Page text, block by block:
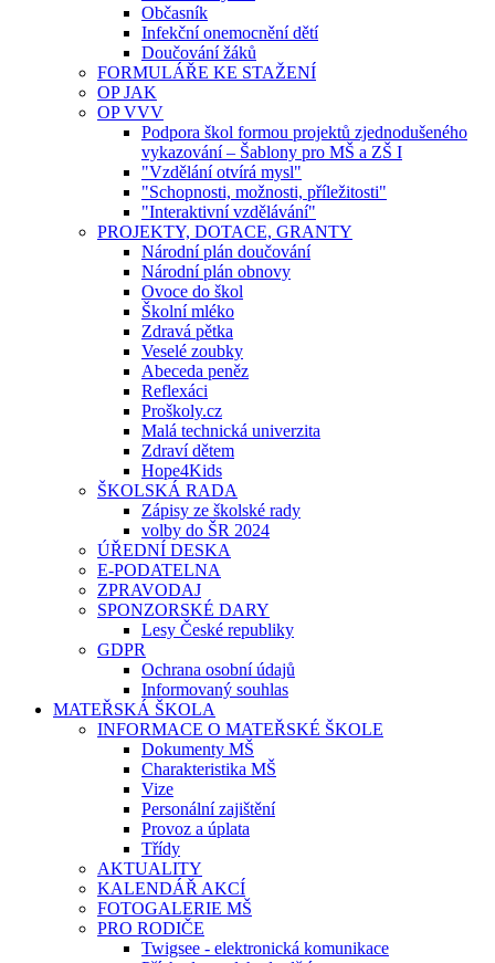
Občasník
Infekční onemocnění dětí
Doučování žáků
FORMULÁŘE KE STAŽENÍ
OP JAK
OP VVV
Podpora škol formou projektů zjednodušeného
vykazování – Šablony pro MŠ a ZŠ I
"Vzdělání otvírá mysl"
"Schopnosti, možnosti, příležitosti"
"Interaktivní vzdělávání"
PROJEKTY, DOTACE, GRANTY
Národní plán doučování
Národní plán obnovy
Ovoce do škol
Školní mléko
Zdravá pětka
Veselé zoubky
Abeceda peněz
Reflexáci
Proškoly.cz
Malá technická univerzita
Zdraví dětem
Hope4Kids
ŠKOLSKÁ RADA
Zápisy ze školské rady
volby do ŠR 2024
ÚŘEDNÍ DESKA
E-PODATELNA
ZPRAVODAJ
SPONZORSKÉ DARY
Lesy České republiky
GDPR
Ochrana osobní údajů
Informovaný souhlas
MATEŘSKÁ ŠKOLA
INFORMACE O MATEŘSKÉ ŠKOLE
Dokumenty MŠ
Charakteristika MŠ
Vize
Personální zajištění
Provoz a úplata
Třídy
AKTUALITY
KALENDÁŘ AKCÍ
FOTOGALERIE MŠ
PRO RODIČE
Twigsee - elektronická komunikace